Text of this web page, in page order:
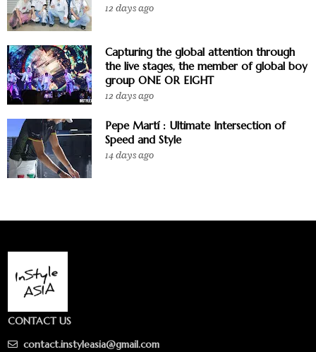
12 days ago
Capturing the global attention through
the live stages, the member of global boy
group ONE OR EIGHT
12 days ago
Pepe Martí : Ultimate Intersection of
Speed and Style
14 days ago
CONTACT US
contact.instyleasia@gmail.com